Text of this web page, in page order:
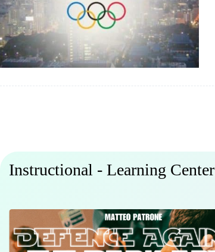
Instructional - Learning Center